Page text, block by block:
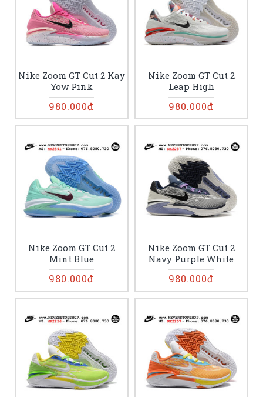
Nike Zoom GT Cut 2 Kay
Yow Pink
980.000đ
Nike Zoom GT Cut 2
Leap High
980.000đ
Nike Zoom GT Cut 2
Mint Blue
980.000đ
Nike Zoom GT Cut 2
Navy Purple White
980.000đ